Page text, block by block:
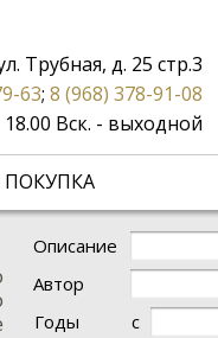
Трубная, д. 25 стр.3
63; 8 (968) 378-91-08
18.00 Вск. - выходной
Описание
Автор
Годы
с